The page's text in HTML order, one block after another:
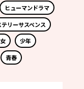
ヒューマンドラマ
テリーサスペンス
少年
青春